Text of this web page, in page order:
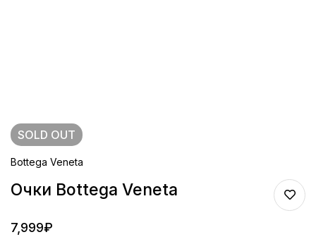
SOLD OUT
Bottega Veneta
Очки Bottega Veneta
7,999₽